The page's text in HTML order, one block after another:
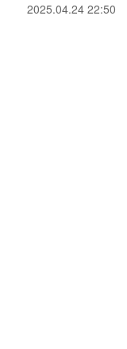
2025.04.24 22:50